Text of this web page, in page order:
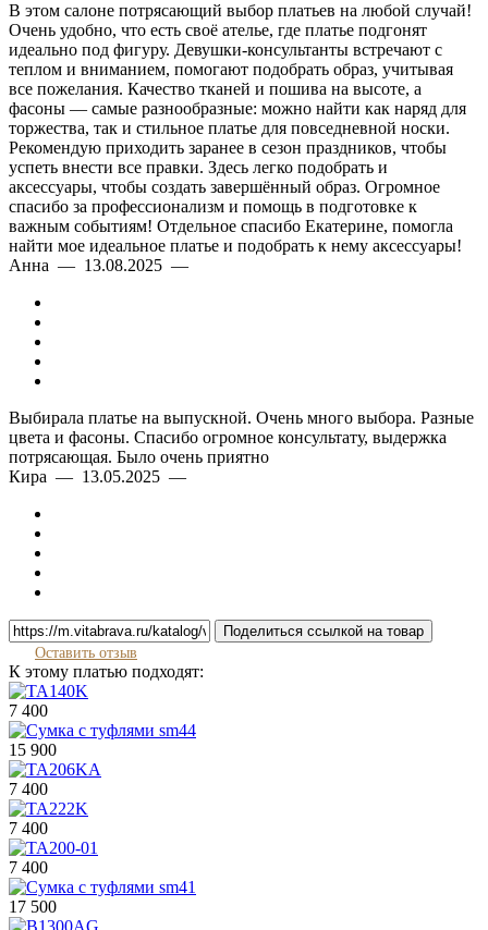
В этом салоне потрясающий выбор платьев на любой случай!
Очень удобно, что есть своё ателье, где платье подгонят
идеально под фигуру. Девушки-консультанты встречают с
теплом и вниманием, помогают подобрать образ, учитывая
все пожелания. Качество тканей и пошива на высоте, а
фасоны — самые разнообразные: можно найти как наряд для
торжества, так и стильное платье для повседневной носки.
Рекомендую приходить заранее в сезон праздников, чтобы
успеть внести все правки. Здесь легко подобрать и
аксессуары, чтобы создать завершённый образ. Огромное
спасибо за профессионализм и помощь в подготовке к
важным событиям! Отдельное спасибо Екатерине, помогла
найти мое идеальное платье и подобрать к нему аксессуары!
Анна — 13.08.2025 —
Выбирала платье на выпускной. Очень много выбора. Разные
цвета и фасоны. Спасибо огромное консультату, выдержка
потрясающая. Было очень приятно
Кира — 13.05.2025 —
Поделиться ссылкой на товар
Оставить отзыв
К этому платью подходят:
7 400
15 900
7 400
7 400
7 400
17 500